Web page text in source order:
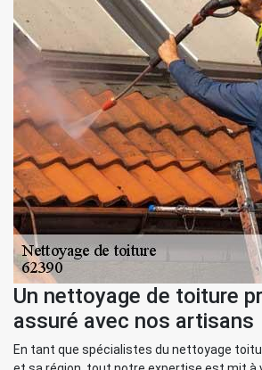
Un nettoyage de toiture
assuré avec nos artisans
En tant que spécialistes du nettoyage